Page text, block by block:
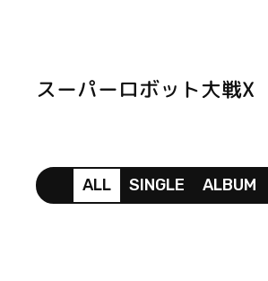
スーパーロボット大戦X
ALL SINGLE ALBUM